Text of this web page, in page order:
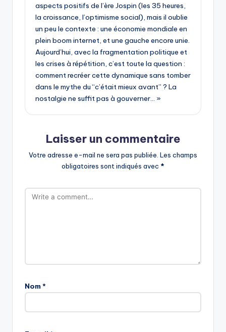
aspects positifs de l’ère Jospin (les 35 heures,
la croissance, l’optimisme social), mais il oublie
un peu le contexte : une économie mondiale en
plein boom internet, et une gauche encore unie.
Aujourd’hui, avec la fragmentation politique et
les crises à répétition, c’est toute la question :
comment recréer cette dynamique sans tomber
dans le mythe du “c’était mieux avant” ? La
nostalgie ne suffit pas à gouverner… »
Laisser un commentaire
Votre adresse e-mail ne sera pas publiée. Les champs
obligatoires sont indiqués avec *
Nom *